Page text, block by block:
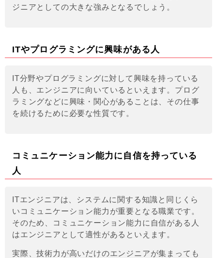
ジニアとしての大きな強みとなるでしょう。
ITやプログラミングに興味がある人
IT分野やプログラミングに対して興味を持っている
人も、エンジニアに向いているといえます。プログ
ラミングなどに興味・関心があることは、その仕事
を続けるために必要な性質です。
コミュニケーション能力に自信を持っている
人
ITエンジニアは、システムに関する知識と同じくら
いコミュニケーション能力が重要となる職業です。
そのため、コミュニケーション能力に自信がある人
はエンジニアとして適性があるといえます。
実際、技術力が高いだけのエンジニアが集まっても